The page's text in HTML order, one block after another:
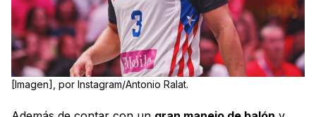
[Imagen], por Instagram/Antonio Ralat.